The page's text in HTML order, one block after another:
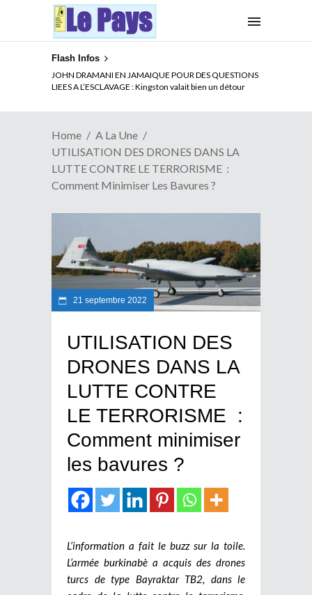
Flash Infos
JOHN DRAMANI EN JAMAIQUE POUR DES QUESTIONS
LIEES A L’ESCLAVAGE : Kingston valait bien un détour
ELECTION DE TALON A LA TETE DU SENAT BENINOIS :
Quand Patrice quitte le pouvoir sans partir !
Home
A La Une
UTILISATION DES DRONES DANS LA
LUTTE CONTRE LE TERRORISME :
Comment Minimiser Les Bavures ?
21 septembre 2022
UTILISATION DES
DRONES DANS LA
LUTTE CONTRE
LE TERRORISME :
Comment minimiser
les bavures ?
L’information a fait le buzz sur la toile.
L’armée burkinabè a acquis des drones
turcs de type Bayraktar TB2, dans le